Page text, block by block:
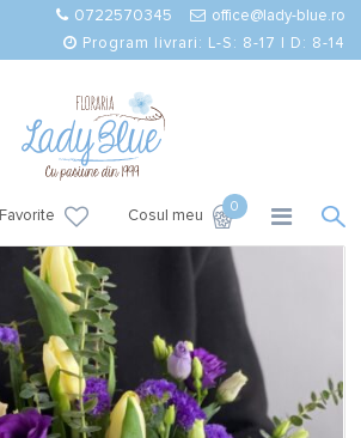
0722570345
office@lady-blue.ro
Program livrari: L-S: 8-17 | D: 8-14
Favorite Cosul meu
0